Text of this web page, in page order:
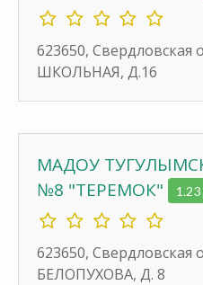
623650, Свердловская
ШКОЛЬНАЯ, Д.16
МАДОУ
№8 "ТЕРЕМОК"
1.23
623650, Свердловская
БЕЛОПУХОВА, Д. 8